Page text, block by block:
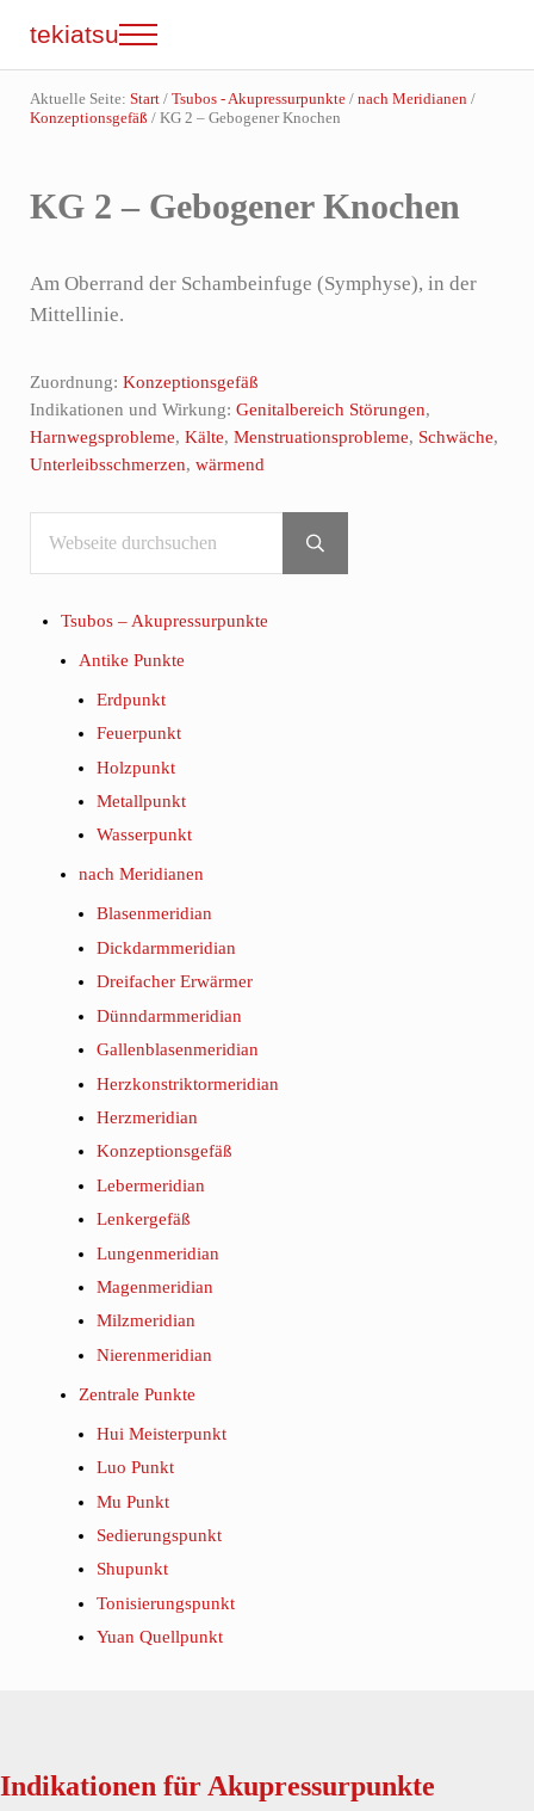
tekiatsu Menu
Aktuelle Seite: Start / Tsubos - Akupressurpunkte / nach Meridianen /
Konzeptionsgefäß /KG 2 – Gebogener Knochen
KG 2 – Gebogener Knochen
Am Oberrand der Schambeinfuge (Symphyse), in der
Mittellinie.
Zuordnung: Konzeptionsgefäß
Indikationen und Wirkung: Genitalbereich Störungen,
Harnwegsprobleme, Kälte, Menstruationsprobleme, Schwäche,
Unterleibsschmerzen, wärmend
Sidebar
Submit search
Tsubos – Akupressurpunkte
Antike Punkte
Erdpunkt
Feuerpunkt
Holzpunkt
Metallpunkt
Wasserpunkt
nach Meridianen
Blasenmeridian
Dickdarmmeridian
Dreifacher Erwärmer
Dünndarmmeridian
Gallenblasenmeridian
Herzkonstriktormeridian
Herzmeridian
Konzeptionsgefäß
Lebermeridian
Lenkergefäß
Lungenmeridian
Magenmeridian
Milzmeridian
Nierenmeridian
Zentrale Punkte
Hui Meisterpunkt
Luo Punkt
Mu Punkt
Sedierungspunkt
Shupunkt
Tonisierungspunkt
Yuan Quellpunkt
Indikationen für Akupressurpunkte